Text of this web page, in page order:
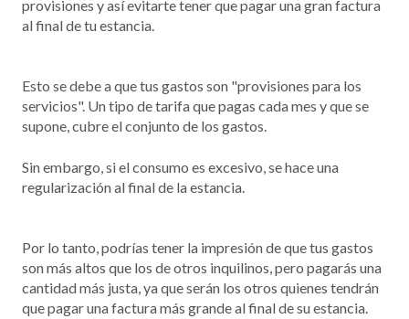
provisiones y así evitarte tener que pagar una gran factura
al final de tu estancia.
Esto se debe a que tus gastos son "provisiones para los
servicios". Un tipo de tarifa que pagas cada mes y que se
supone, cubre el conjunto de los gastos.
Sin embargo, si el consumo es excesivo, se hace una
regularización al final de la estancia.
Por lo tanto, podrías tener la impresión de que tus gastos
son más altos que los de otros inquilinos, pero pagarás una
cantidad más justa, ya que serán los otros quienes tendrán
que pagar una factura más grande al final de su estancia.